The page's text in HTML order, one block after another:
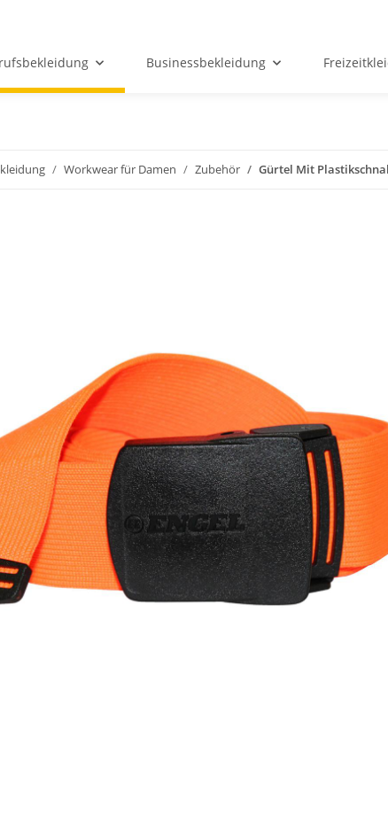
Businessbekleidung
Workwear für Damen Zubehör Gürtel Mit